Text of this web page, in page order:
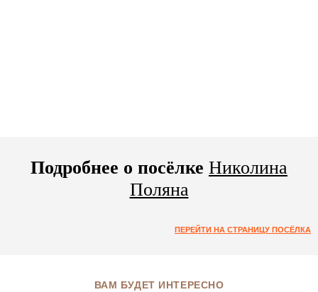
Подробнее о посёлке Николина
Поляна
ПЕРЕЙТИ НА СТРАНИЦУ ПОСЁЛКА
ВАМ БУДЕТ ИНТЕРЕСНО